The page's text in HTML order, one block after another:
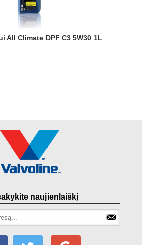
All Climate DPF C3 5W30 1L
naujienlaiškį